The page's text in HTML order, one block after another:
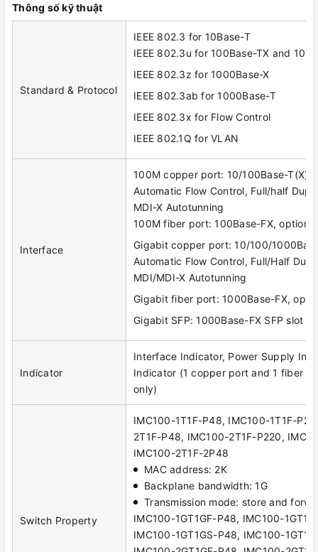
Thông số kỹ thuật
Standard & Protocol
IEEE 802.3 for 10Base-T
IEEE 802.3u for 100Base-TX and
IEEE 802.3z for 1000Base-X
IEEE 802.3ab for 1000Base-T
IEEE 802.3x for Flow Control
IEEE 802.1Q for VLAN
Interface
100M copper port: 10/100Base-T(X),
Automatic Flow Control, Full/half
MDI-X Autotunning
100M fiber port: 100Base-FX,
Gigabit copper port: 10/100/
Automatic Flow Control, Full/Half
MDI/MDI-X Autotunning
Gigabit fiber port: 1000Base-FX,
Gigabit SFP: 1000Base-FX SFP slot
Indicator
Interface Indicator, Power Supply
Indicator (1 copper port and 1 fiber
only)
Switch Property
IMC100-1T1F-P48, IMC100-1T1F-
2T1F-P48, IMC100-2T1F-P220,
IMC100-2T1F-2P48
MAC address: 2K
Backplane bandwidth: 1G
Transmission mode: store and
IMC100-1GT1GF-P48, IMC100-
IMC100-1GT1GS-P48, IMC100-